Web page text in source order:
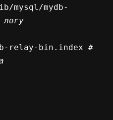
mysql/mydb-
логу
relay-bin.index #